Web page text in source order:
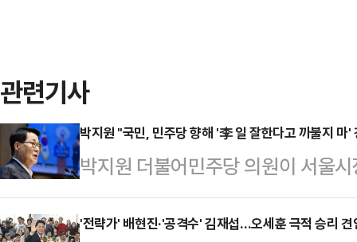
관련기사
박지원 "국민, 민주당 향해 '李 일 잘한다고 까불지 마'
박지원 더불어민주당 의원이 서울
민주당에 '이재명 대통령 일 잘한다
다.박 의원은 5일 페이스북을 통해
'전략가' 배현진·'공격수' 김재섭…오세훈 극적 승리